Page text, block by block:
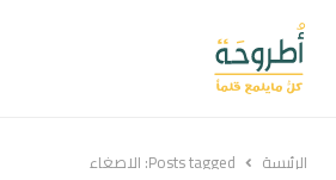
الرئيسة Posts tagged: الاصغاء